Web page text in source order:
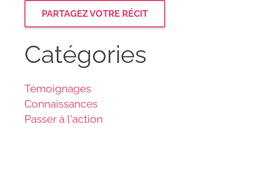
PARTAGEZ VOTRE RÉCIT
Catégories
Témoignages
Connaissances
Passer à l'action